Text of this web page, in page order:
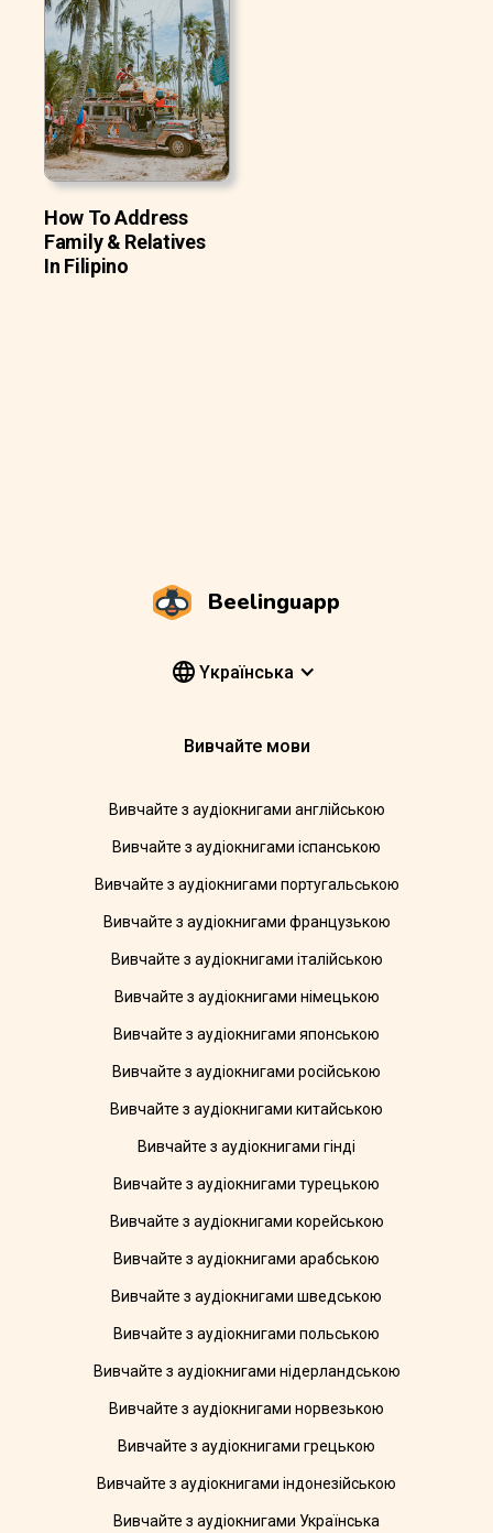
How To Address
Family & Relatives
In Filipino
Beelinguapp
Yкраїнська
Вивчайте мови
Вивчайте з аудіокнигами англійською
Вивчайте з аудіокнигами іспанською
Вивчайте з аудіокнигами португальською
Вивчайте з аудіокнигами французькою
Вивчайте з аудіокнигами італійською
Вивчайте з аудіокнигами німецькою
Вивчайте з аудіокнигами японською
Вивчайте з аудіокнигами російською
Вивчайте з аудіокнигами китайською
Вивчайте з аудіокнигами гінді
Вивчайте з аудіокнигами турецькою
Вивчайте з аудіокнигами корейською
Вивчайте з аудіокнигами арабською
Вивчайте з аудіокнигами шведською
Вивчайте з аудіокнигами польською
Вивчайте з аудіокнигами нідерландською
Вивчайте з аудіокнигами норвезькою
Вивчайте з аудіокнигами грецькою
Вивчайте з аудіокнигами індонезійською
Вивчайте з аудіокнигами Українська